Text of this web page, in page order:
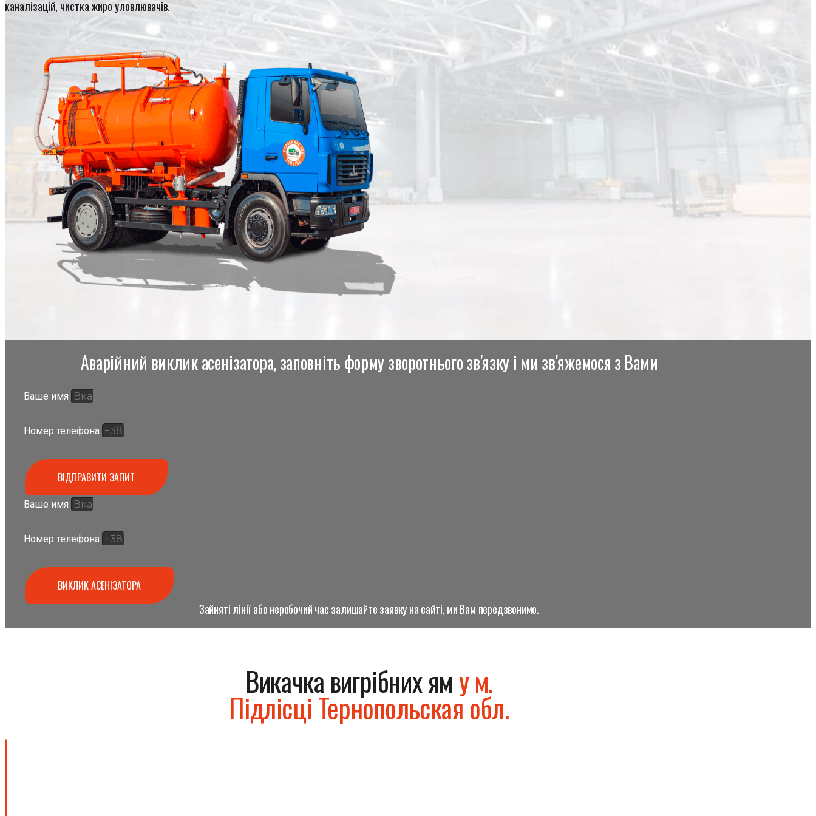
каналізацій, чистка жиро уловлювачів.
Аварійний виклик асенізатора, заповніть форму зворотнього зв'язку і ми зв'яжемося з Вами
Ваше имя
Номер телефона
ВІДПРАВИТИ ЗАПИТ
Ваше имя
Номер телефона
ВИКЛИК АСЕНІЗАТОРА
Зайняті лінії або неробочий час залишайте заявку на сайті, ми Вам передзвонимо.
Викачка вигрібних яму м.
Підлісці Тернопольская обл.